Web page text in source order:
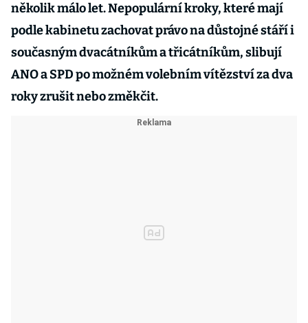
několik málo let. Nepopulární kroky, které mají
podle kabinetu zachovat právo na důstojné stáří i
současným dvacátníkům a třicátníkům, slibují
ANO a SPD po možném volebním vítězství za dva
roky zrušit nebo změkčit.